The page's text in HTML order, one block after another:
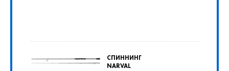
11
190
СПИННИНГ
NARVAL